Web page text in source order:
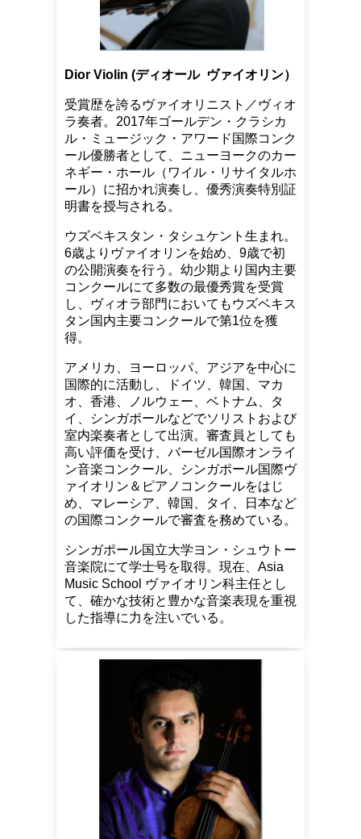
Dior Violin (ディオール ヴァイオリン）
受賞歴を誇るヴァイオリニスト／ヴィオ
ラ奏者。2017年ゴールデン・クラシカ
ル・ミュージック・アワード国際コンク
ール優勝者として、ニューヨークのカー
ネギー・ホール（ワイル・リサイタルホ
ール）に招かれ演奏し、優秀演奏特別証
明書を授与される。
ウズベキスタン・タシュケント生まれ。
6歳よりヴァイオリンを始め、9歳で初
の公開演奏を行う。幼少期より国内主要
コンクールにて多数の最優秀賞を受賞
し、ヴィオラ部門においてもウズベキス
タン国内主要コンクールで第1位を獲
得。
アメリカ、ヨーロッパ、アジアを中心に
国際的に活動し、ドイツ、韓国、マカ
オ、香港、ノルウェー、ベトナム、タ
イ、シンガポールなどでソリストおよび
室内楽奏者として出演。審査員としても
高い評価を受け、バーゼル国際オンライ
ン音楽コンクール、シンガポール国際ヴ
ァイオリン＆ピアノコンクールをはじ
め、マレーシア、韓国、タイ、日本など
の国際コンクールで審査を務めている。
シンガポール国立大学ヨン・シュウトー
音楽院にて学士号を取得。現在、Asia
Music School ヴァイオリン科主任とし
て、確かな技術と豊かな音楽表現を重視
した指導に力を注いでいる。